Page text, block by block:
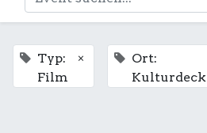
Typ:
Film
×
Ort:
Kulturdeck